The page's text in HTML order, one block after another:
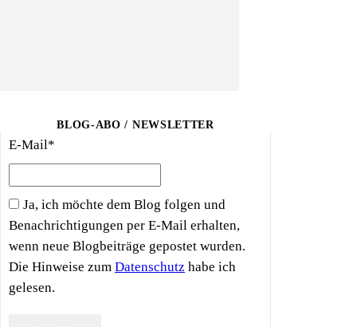
BLOG-ABO / NEWSLETTER
E-Mail*
Ja, ich möchte dem Blog folgen und
Benachrichtigungen per E-Mail erhalten,
wenn neue Blogbeiträge gepostet wurden.
Die Hinweise zum Datenschutz habe ich
gelesen.